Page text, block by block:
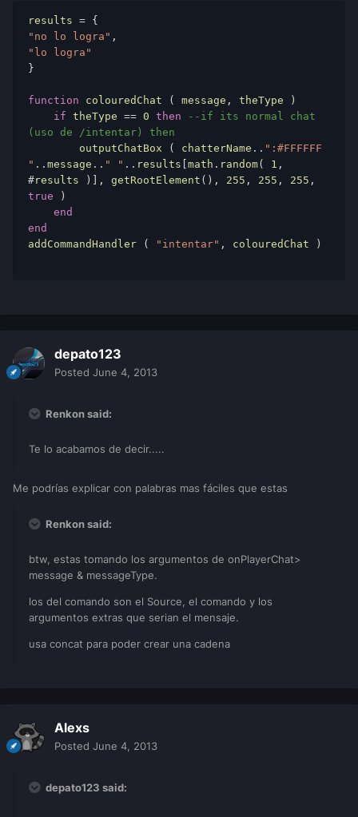
results = {
"no lo logra" ,
"lo logra"
}
function colouredChat ( message , theType )
if theType == 0 then
--if its normal chat
(uso de /intentar) then
outputChatBox ( chatterName .. ":#FFFFFF
" .. message .. " " .. results math . random( 1 ,
#results )], getRootElement (), 255 , 255 , 255
true )
end
end
addCommandHandler ( "intentar" , colouredChat )
depato123
Posted June 4, 2013
Renkon said:
Te lo acabamos de decir.....
Me podrías explicar con palabras mas fáciles que estas
Renkon said:
btw, estas tomando los argumentos de onPlayerChat>
message & messageType.
los del comando son el Source, el comando y los
argumentos extras que serian el mensaje.
usa concat para poder crear una cadena
Alexs
Posted June 4, 2013
depato123 said: